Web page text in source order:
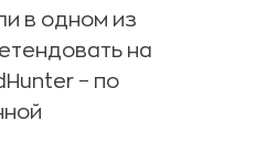
в одном из
на
– по